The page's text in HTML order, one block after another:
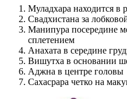
Муладхара находится в
Свадхистана за
Манипура посередине
сплетением
Анахата в середине
Вишутха в основании
Аджна в центре головы
Сахасрара четко на